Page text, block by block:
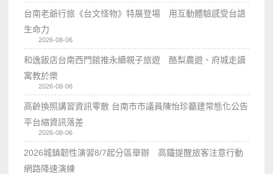
台南老爺行旅《台文怪物》特展登場 用互動體驗感受台語
生命力
2026-08-06
和逸飯店台南西門館推永續親子旅遊 酪梨農遊、府城走讀
寓教於樂
2026-08-06
高齡換照講習資訊零散 台南市市議員陳怡珍籲建常態化公告
平台縮資訊落差
2026-08-06
2026城鎮韌性演習8/7起分區舉辦 高鐵提醒旅客注意行動
網路降速演練